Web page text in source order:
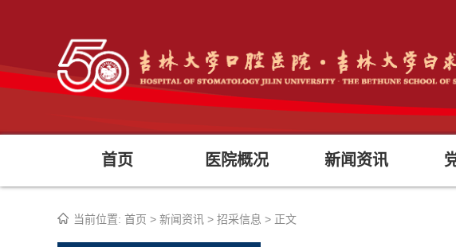
首页 医院概况 新闻资讯
当前位置: 首页 > 新闻资讯 > 招采信息 > 正文